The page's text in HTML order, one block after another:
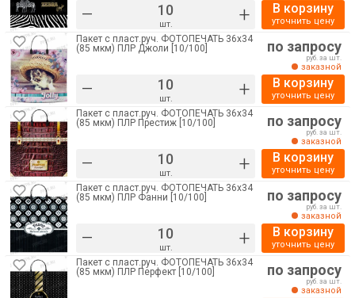
– шт. + В корзину
уточнить цену
Пакет с пласт.руч. ФОТОПЕЧАТЬ 36х34
(85 мкм) ПЛР Джоли [10/100]
– шт. +
по запросу
руб. за шт.
заказной
В корзину
уточнить цену
Пакет с пласт.руч. ФОТОПЕЧАТЬ 36х34
(85 мкм) ПЛР Престиж [10/100]
– шт. +
по запросу
руб. за шт.
заказной
В корзину
уточнить цену
Пакет с пласт.руч. ФОТОПЕЧАТЬ 36х34
(85 мкм) ПЛР Фанни [10/100]
– шт. +
по запросу
руб. за шт.
заказной
В корзину
уточнить цену
Пакет с пласт.руч. ФОТОПЕЧАТЬ 36х34
(85 мкм) ПЛР Перфект [10/100]
по запросу
руб. за шт.
заказной